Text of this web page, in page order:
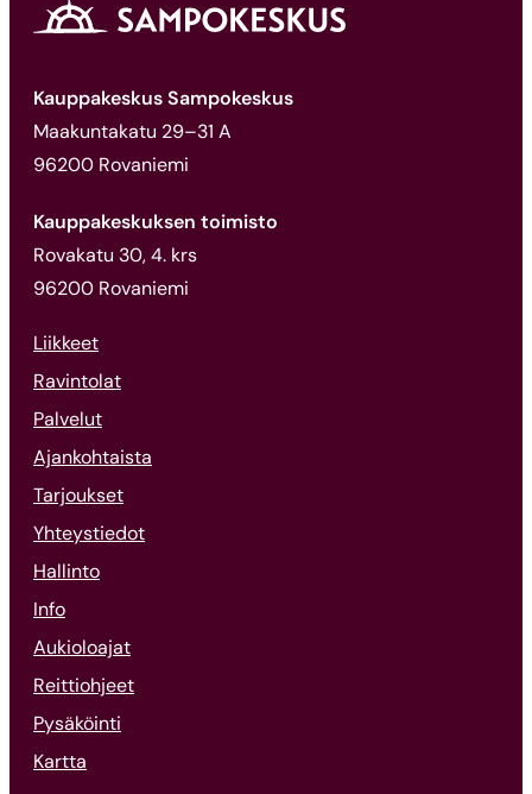
Kauppakeskus Sampokeskus
Maakuntakatu 29–31 A
96200 Rovaniemi
Kauppakeskuksen toimisto
Rovakatu 30, 4. krs
96200 Rovaniemi
Liikkeet
Ravintolat
Palvelut
Ajankohtaista
Tarjoukset
Yhteystiedot
Hallinto
Info
Aukioloajat
Reittiohjeet
Pysäköinti
Kartta